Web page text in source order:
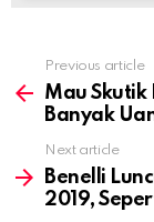
more
Previous article
Mau Skutik
Banyak
Next article
Benelli
2019,